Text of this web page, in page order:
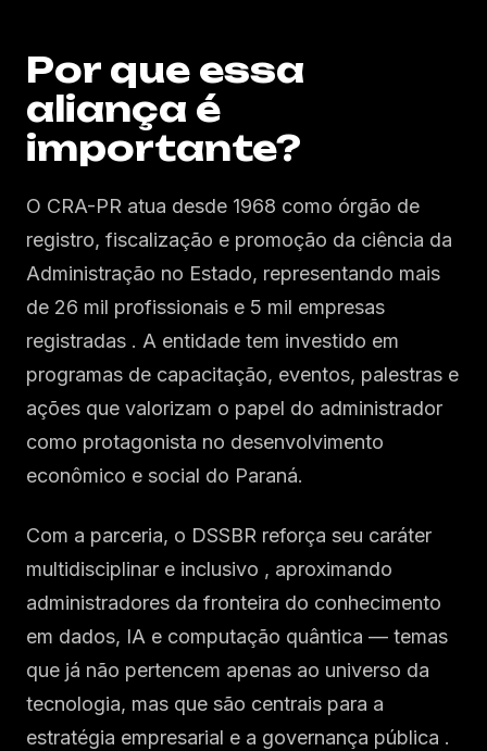
Por que essa
aliança é
importante?
O CRA-PR atua desde 1968 como órgão de
registro, fiscalização e promoção da ciência da
Administração no Estado, representando mais
de 26 mil profissionais e 5 mil empresas
registradas . A entidade tem investido em
programas de capacitação, eventos, palestras e
ações que valorizam o papel do administrador
como protagonista no desenvolvimento
econômico e social do Paraná.
Com a parceria, o DSSBR reforça seu caráter
multidisciplinar e inclusivo , aproximando
administradores da fronteira do conhecimento
em dados, IA e computação quântica — temas
que já não pertencem apenas ao universo da
tecnologia, mas que são centrais para a
estratégia empresarial e a governança pública .